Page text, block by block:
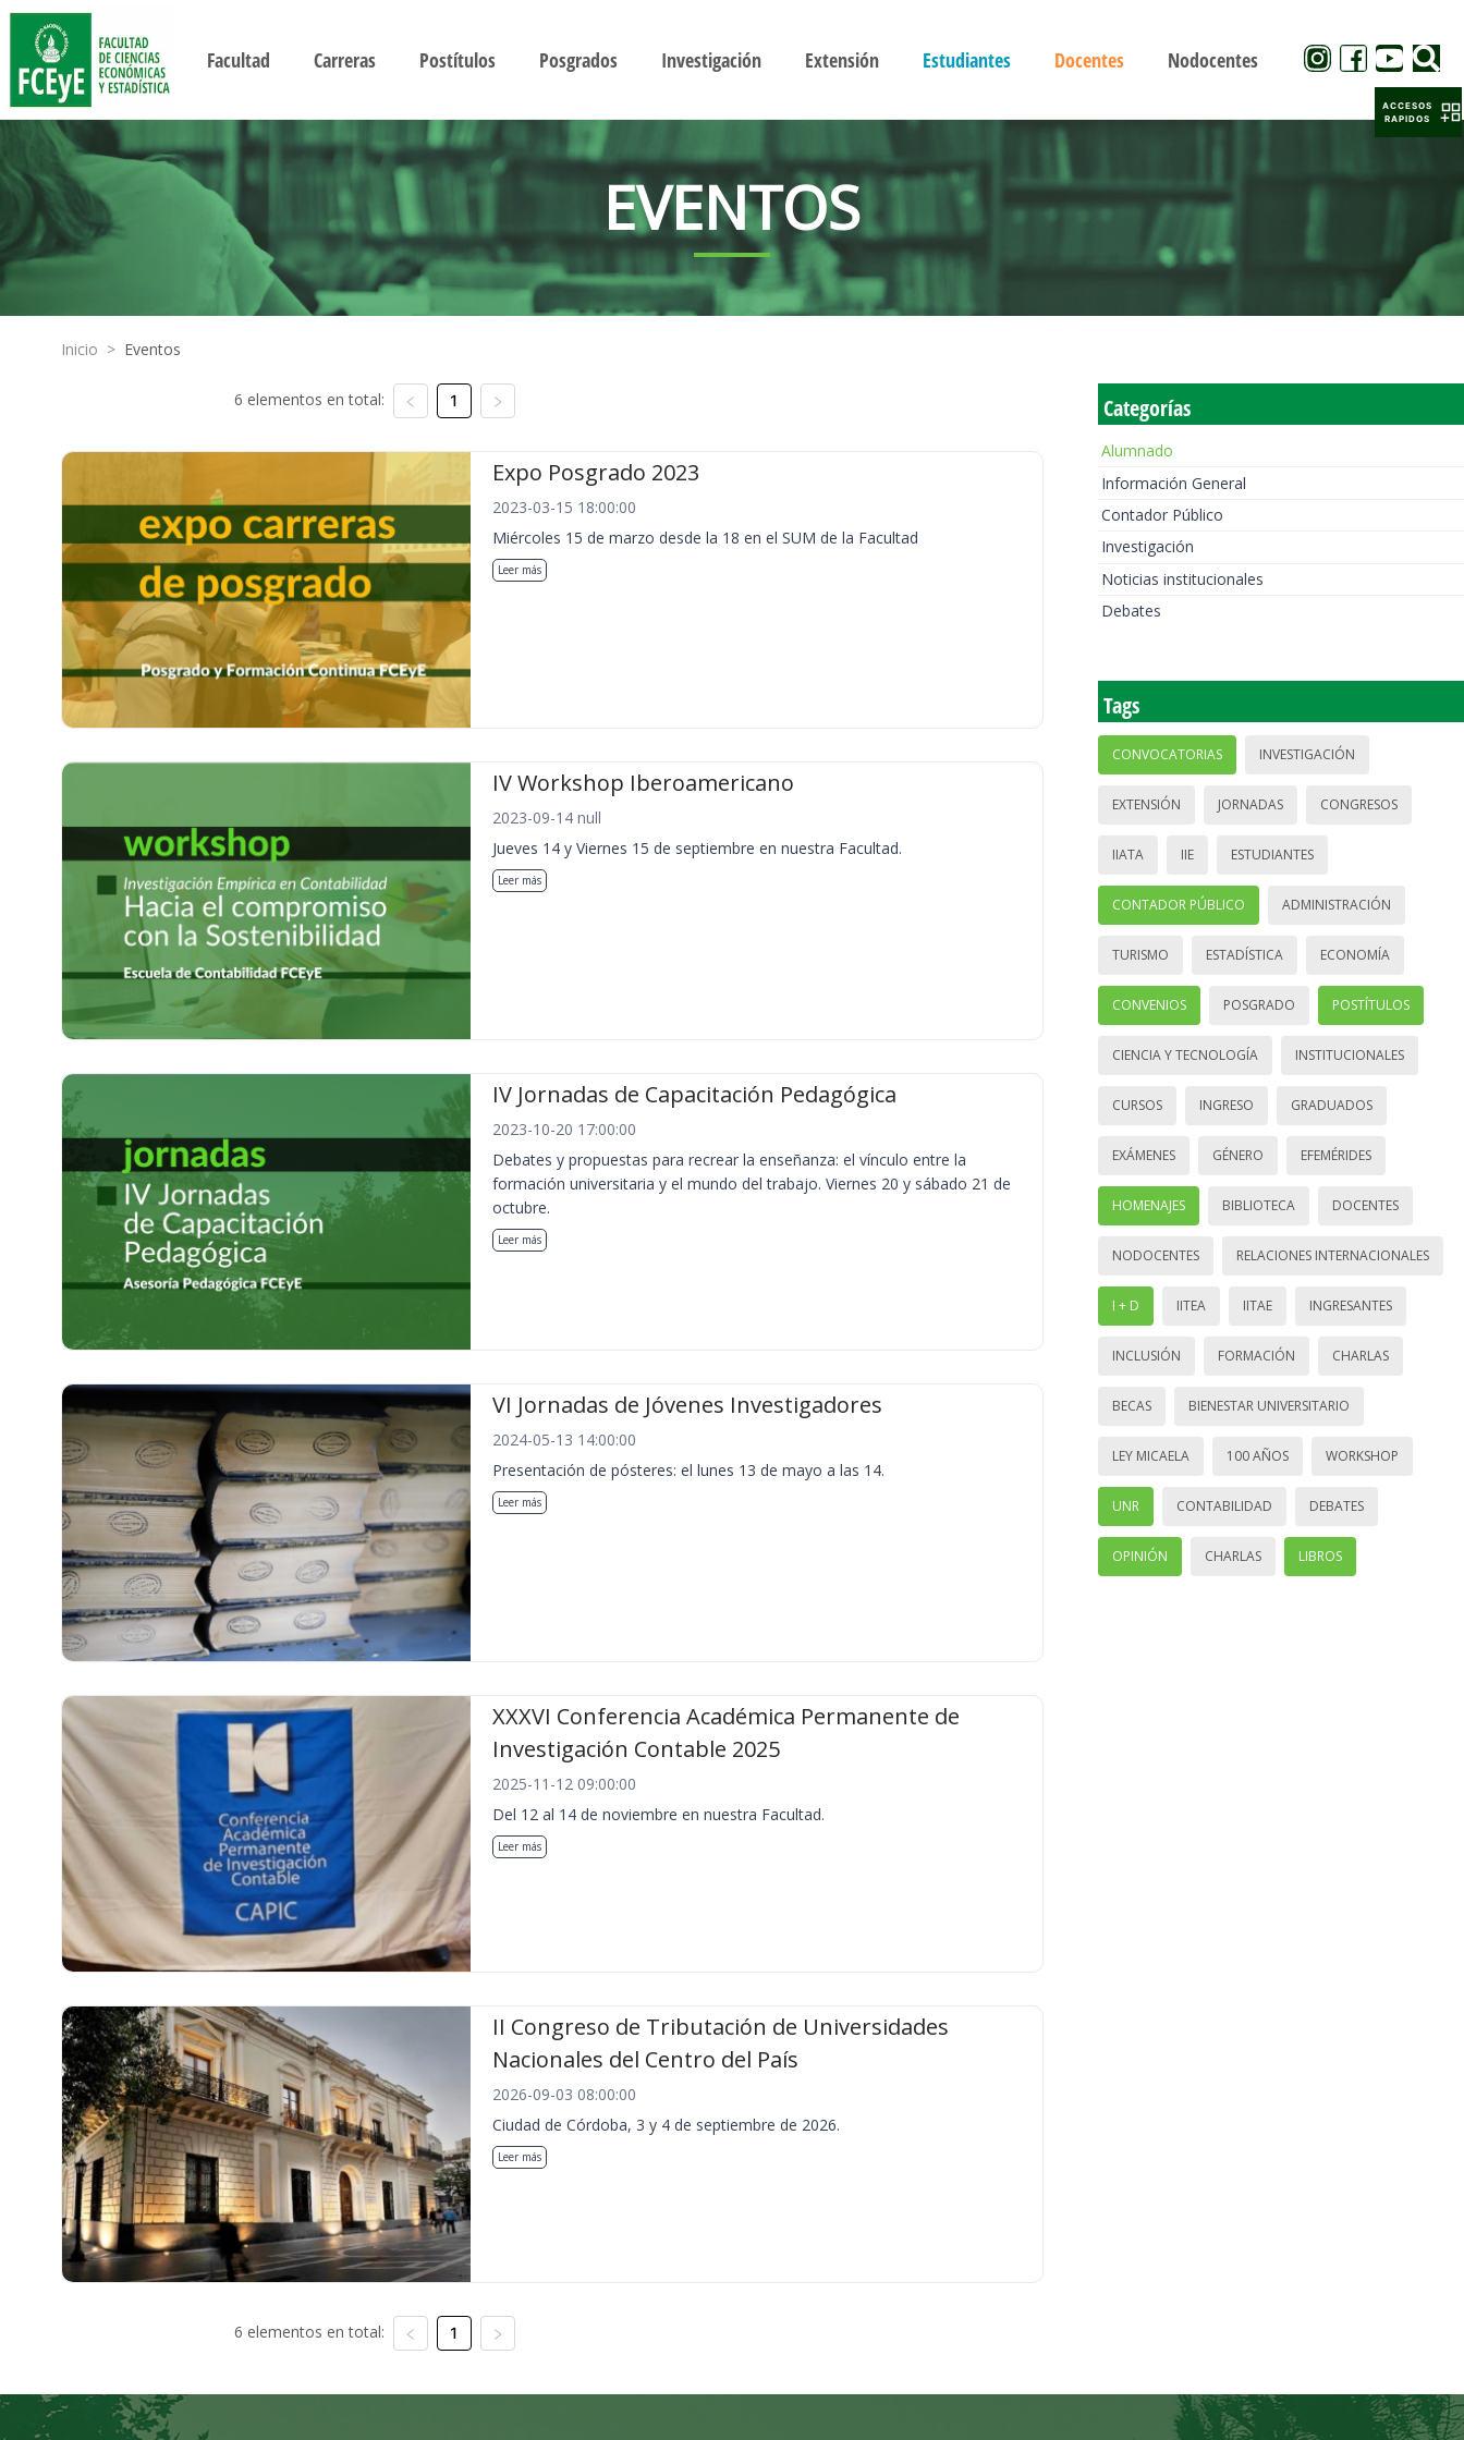
Facultad Carreras Postítulos Posgrados Investigación Extensión Estudiantes Docentes Nodocentes
EVENTOS
Inicio > Eventos
6 elementos en total: 1
Expo Posgrado 2023
2023-03-15 18:00:00
Miércoles 15 de marzo desde la 18 en el SUM de la Facultad
Leer más
IV Workshop Iberoamericano
2023-09-14 null
Jueves 14 y Viernes 15 de septiembre en nuestra Facultad.
Leer más
IV Jornadas de Capacitación Pedagógica
2023-10-20 17:00:00
Debates y propuestas para recrear la enseñanza: el vínculo entre la
formación universitaria y el mundo del trabajo. Viernes 20 y sábado 21 de
octubre.
Leer más
VI Jornadas de Jóvenes Investigadores
2024-05-13 14:00:00
Presentación de pósteres: el lunes 13 de mayo a las 14.
Leer más
XXXVI Conferencia Académica Permanente de
Investigación Contable 2025
2025-11-12 09:00:00
Del 12 al 14 de noviembre en nuestra Facultad.
Leer más
II Congreso de Tributación de Universidades
Nacionales del Centro del País
2026-09-03 08:00:00
Ciudad de Córdoba, 3 y 4 de septiembre de 2026.
Leer más
6 elementos en total: 1
Categorías
Alumnado
Información General
Contador Público
Investigación
Noticias institucionales
Debates
Tags
CONVOCATORIAS INVESTIGACIÓN
EXTENSIÓN JORNADAS CONGRESOS
IIATA IIE ESTUDIANTES
CONTADOR PÚBLICO ADMINISTRACIÓN
TURISMO ESTADÍSTICA ECONOMÍA
CONVENIOS POSGRADO POSTÍTULOS
CIENCIA Y TECNOLOGÍA INSTITUCIONALES
CURSOS INGRESO GRADUADOS
EXÁMENES GÉNERO EFEMÉRIDES
HOMENAJES BIBLIOTECA DOCENTES
NODOCENTES RELACIONES INTERNACIONALES
I + D IITEA IITAE INGRESANTES
INCLUSIÓN FORMACIÓN CHARLAS
BECAS BIENESTAR UNIVERSITARIO
LEY MICAELA 100 AÑOS WORKSHOP
UNR CONTABILIDAD DEBATES
OPINIÓN CHARLAS LIBROS
ACCESOS
RAPIDOS